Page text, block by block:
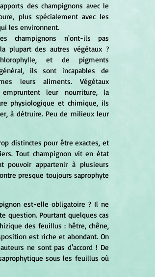
des champignons avec le
plus spécialement avec les
les environnent.
plupart des autres végétaux ?
et de pigments
ils sont incapables de
leurs aliments. Végétaux
leur nourriture, la
physiologique et chimique, ils
à détruire. Peu de milieux leur
Tout champignon vit en état
pouvoir appartenir à plusieurs
presque toujours saprophyte
question. Pourtant quelques cas
des feuillus : hêtre, chêne,
est riche et abondant. On
ne sont pas d'accord ! De
sous les feuillus où